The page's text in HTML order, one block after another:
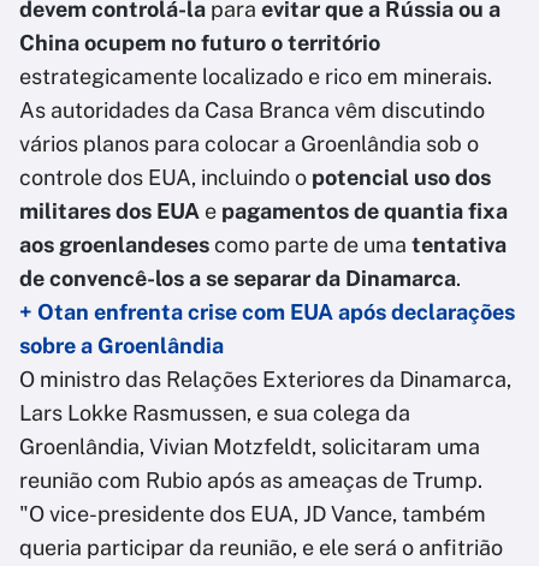
devem controlá-la para evitar que a Rússia ou a
China ocupem no futuro o território
estrategicamente localizado e rico em minerais.
As autoridades da Casa Branca vêm discutindo
vários planos para colocar a Groenlândia sob o
controle dos EUA, incluindo o potencial uso dos
militares dos EUA e pagamentos de quantia fixa
aos groenlandesescomo parte de uma tentativa
de convencê-los a se separar da Dinamarca.
+ Otan enfrenta crise com EUA após declarações
sobre a Groenlândia
O ministro das Relações Exteriores da Dinamarca,
Lars Lokke Rasmussen, e sua colega da
Groenlândia, Vivian Motzfeldt, solicitaram uma
reunião com Rubio após as ameaças de Trump.
"O vice-presidente dos EUA, JD Vance, também
queria participar da reunião, e ele será o anfitrião